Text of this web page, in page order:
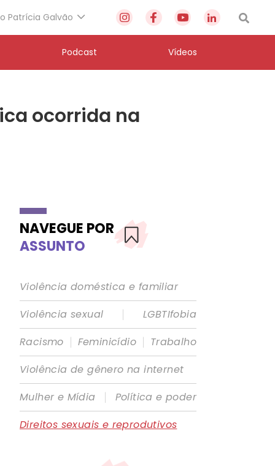
Patrícia Galvão
Podcast Vídeos
ocorrida na
NAVEGUE POR
ASSUNTO
Violência doméstica e familiar
Violência sexual
|
LGBTIfobia
Racismo | Feminicídio | Trabalho
Violência de gênero na internet
Mulher e Mídia
|
Política e poder
Direitos sexuais e reprodutivos